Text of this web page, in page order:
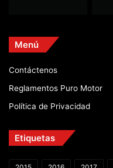
Menú
Contáctenos
Reglamentos Puro Motor
Política de Privacidad
Etiquetas